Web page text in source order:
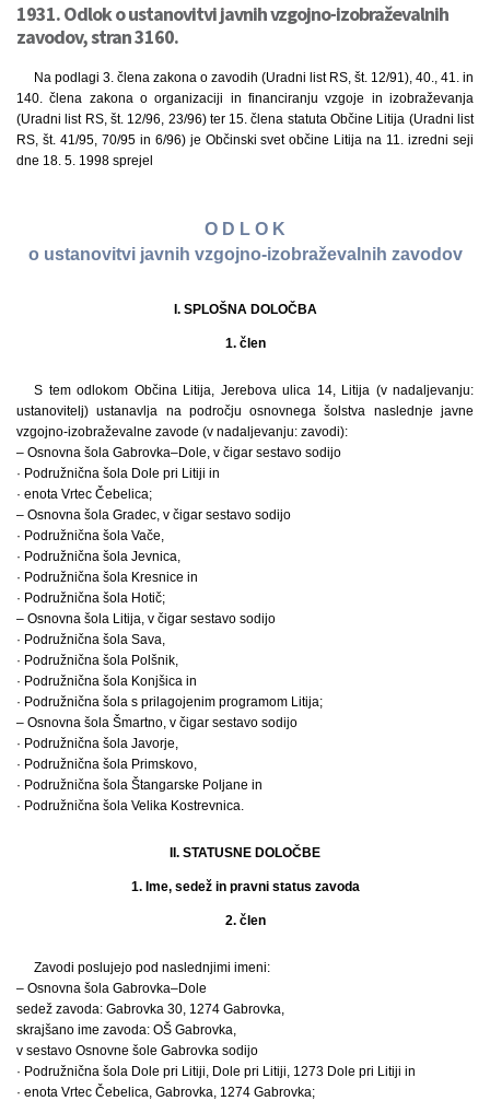
1931. Odlok o ustanovitvi javnih vzgojno-izobraževalnih
zavodov, stran 3160.
Na podlagi 3. člena zakona o zavodih (Uradni list RS, št. 12/91), 40., 41. in
140. člena zakona o organizaciji in financiranju vzgoje in izobraževanja
(Uradni list RS, št. 12/96, 23/96) ter 15. člena statuta Občine Litija (Uradni list
RS, št. 41/95, 70/95 in 6/96) je Občinski svet občine Litija na 11. izredni seji
dne 18. 5. 1998 sprejel
O D L O K
o ustanovitvi javnih vzgojno-izobraževalnih zavodov
I. SPLOŠNA DOLOČBA
1. člen
S tem odlokom Občina Litija, Jerebova ulica 14, Litija (v nadaljevanju:
ustanovitelj) ustanavlja na področju osnovnega šolstva naslednje javne
vzgojno-izobraževalne zavode (v nadaljevanju: zavodi):
– Osnovna šola Gabrovka–Dole, v čigar sestavo sodijo
· Podružnična šola Dole pri Litiji in
· enota Vrtec Čebelica;
– Osnovna šola Gradec, v čigar sestavo sodijo
· Podružnična šola Vače,
· Podružnična šola Jevnica,
· Podružnična šola Kresnice in
· Podružnična šola Hotič;
– Osnovna šola Litija, v čigar sestavo sodijo
· Podružnična šola Sava,
· Podružnična šola Polšnik,
· Podružnična šola Konjšica in
· Podružnična šola s prilagojenim programom Litija;
– Osnovna šola Šmartno, v čigar sestavo sodijo
· Podružnična šola Javorje,
· Podružnična šola Primskovo,
· Podružnična šola Štangarske Poljane in
· Podružnična šola Velika Kostrevnica.
II. STATUSNE DOLOČBE
1. Ime, sedež in pravni status zavoda
2. člen
Zavodi poslujejo pod naslednjimi imeni:
– Osnovna šola Gabrovka–Dole
sedež zavoda: Gabrovka 30, 1274 Gabrovka,
skrajšano ime zavoda: OŠ Gabrovka,
v sestavo Osnovne šole Gabrovka sodijo
· Podružnična šola Dole pri Litiji, Dole pri Litiji, 1273 Dole pri Litiji in
· enota Vrtec Čebelica, Gabrovka, 1274 Gabrovka;